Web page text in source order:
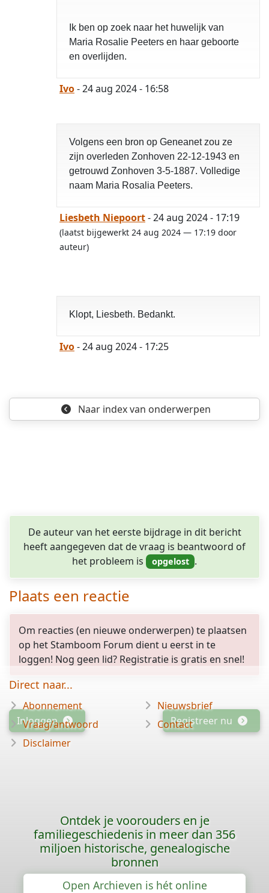
Ik ben op zoek naar het huwelijk van
Maria Rosalie Peeters en haar geboorte
en overlijden.
Ivo- 24 aug 2024 - 16:58
Volgens een bron op Geneanet zou ze
zijn overleden Zonhoven 22-12-1943 en
getrouwd Zonhoven 3-5-1887. Volledige
naam Maria Rosalia Peeters.
Liesbeth Niepoort- 24 aug 2024 - 17:19
(laatst bijgewerkt 24 aug 2024 — 17:19 door
auteur)
Klopt, Liesbeth. Bedankt.
Ivo- 24 aug 2024 - 17:25
Naar indexvan onderwerpen
De auteur van het eerste bijdrage in dit bericht
heeft aangegeven dat de vraag is beantwoord of
het probleem is
.
Plaats een reactie
Om reacties (en nieuwe onderwerpen) te plaatsen
op het Stamboom Forum dient u eerst in te
loggen! Nog geen lid? Registratie is gratis en snel!
Inloggen Registreer nu
Direct naar...
Abonnement
Vraag/antwoord
Disclaimer
Nieuwsbrief
Contact
Ontdek je voorouders en je
familiegeschiedenis in meer dan 356
miljoen historische, genealogische
bronnen
Open Archieven is hét online